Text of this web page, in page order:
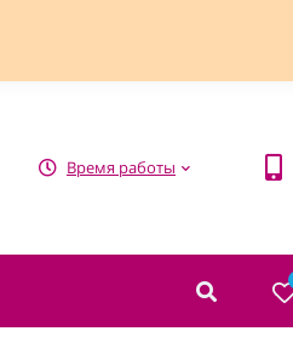
Время работы